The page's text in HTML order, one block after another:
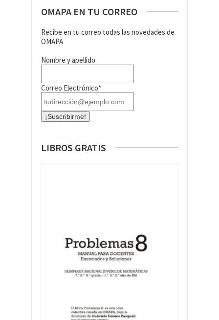
OMAPA EN TU CORREO
Recibe en tu correo todas las novedades de
OMAPA
Nombre y apellido
Correo Electrónico*
LIBROS GRATIS